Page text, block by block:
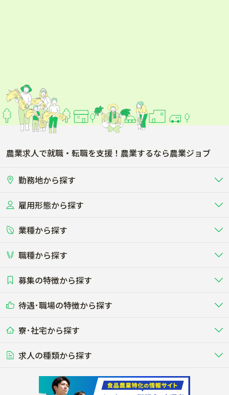
農業求人で就職・転職を支援！農業するなら農業ジョブ
勤務地から探す
北海道
関東
東海
雇用形態から探す
正社員 バイト・アルバイト・パート
短期アルバイト
その他（独立・副業など）
業種から探す
畜産（酪農･肉牛･養豚･養鶏など）
酪農
する牧場
養豚
る養豚場
レースで活躍する馬の手入れや子馬
その他畜産
その他動物の畜産業（羊、ウズラな
畑・圃場で野菜・穀物を生産 ビニールハウスで多様な野菜の生産
稲作
植物工場
農業資材･肥料
農場設備・肥料・飼料の生産・流
その他業種
漁業･養殖
職種から探す
農場･牧場･現場職
専門職（獣医師･人工授精師･
研究･開発 WEB･IT
募集の特徴から探す
未経験歓迎
学歴不問
50代採用実績あり
AT免許OK
待遇･職場の特徴から探す
社会保険完備
食事補助あり
年間休日100日以上
寮･社宅から探す
単身寮あり
寮･社宅相談可
求人の種類から探す
転職おまかせ求人